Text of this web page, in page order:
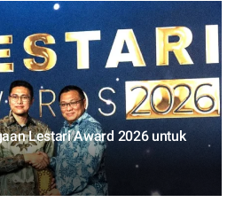
Lestari Award 2026 untuk